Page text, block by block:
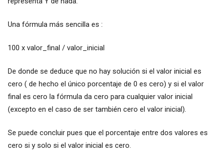
Una fórmula más sencilla es :
100 x valor_final / valor_inicial
De donde se deduce que no hay solución si el valor inicial es
cero ( de hecho el único porcentaje de 0 es cero) y si el valor
final es cero la fórmula da cero para cualquier valor inicial
(excepto en el caso de ser también cero el valor inicial).
Se puede concluir pues que el porcentaje entre dos valores es
cero si y solo si el valor inicial es cero.